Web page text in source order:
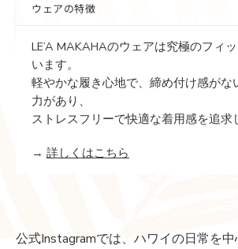
ウェアの特徴
LE’A MAKAHAのウェアは究極のフィ
います。
軽やかな履き心地で、締め付け感がな
力があり、
ストレスフリーで快適な着用感を追求
→ 詳しくはこちら
公式Instagramでは、ハワイの日常を